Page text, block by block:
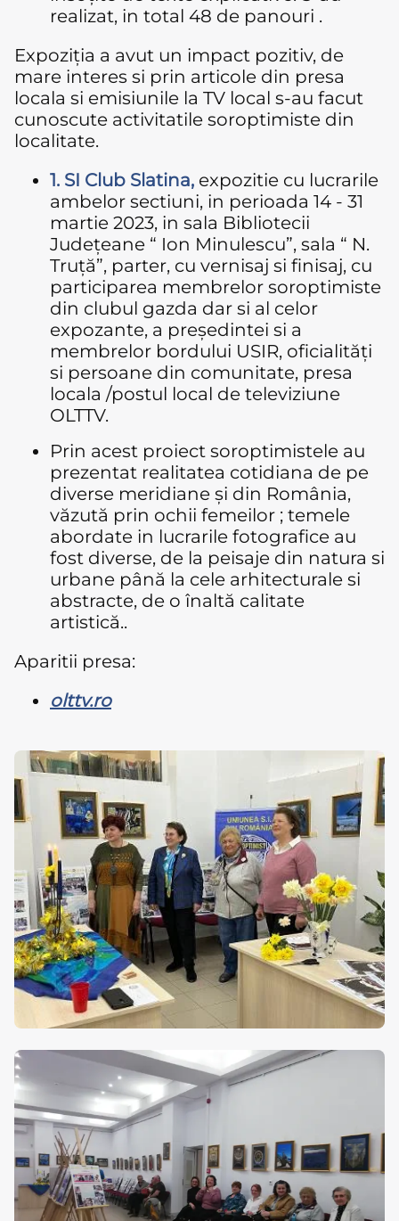
realizat, in total 48 de panouri .
Expoziția a avut un impact pozitiv, de
mare interes si prin articole din presa
locala si emisiunile la TV local s-au facut
cunoscute activitatile soroptimiste din
localitate.
1. SI Club Slatina, expozitie cu lucrarile
ambelor sectiuni, in perioada 14 - 31
martie 2023, in sala Bibliotecii
Județeane “ Ion Minulescu”, sala “ N.
Truță”, parter, cu vernisaj si finisaj, cu
participarea membrelor soroptimiste
din clubul gazda dar si al celor
expozante, a președintei si a
membrelor bordului USIR, oficialități
si persoane din comunitate, presa
locala /postul local de televiziune
OLTTV.
Prin acest proiect soroptimistele au
prezentat realitatea cotidiana de pe
diverse meridiane și din România,
văzută prin ochii femeilor ; temele
abordate in lucrarile fotografice au
fost diverse, de la peisaje din natura si
urbane până la cele arhitecturale si
abstracte, de o înaltă calitate
artistică..
Aparitii presa:
olttv.ro